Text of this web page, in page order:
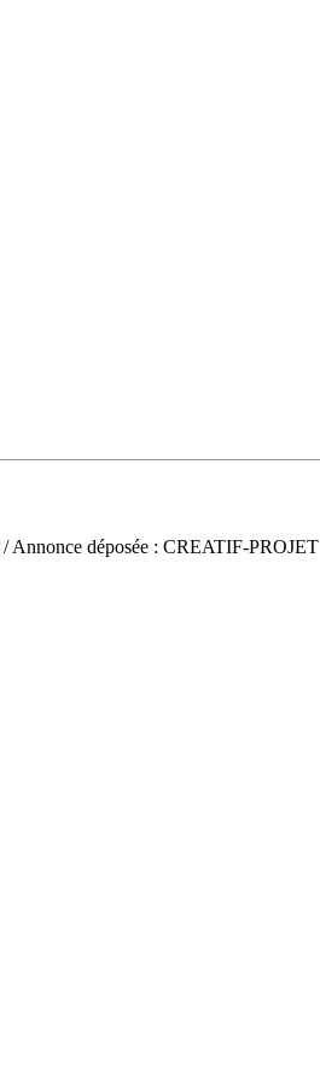
/ Annonce déposée : CREATIF-PROJET